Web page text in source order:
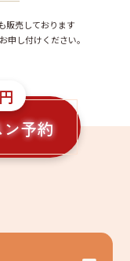
販売しております
申し付けください。
円
予約